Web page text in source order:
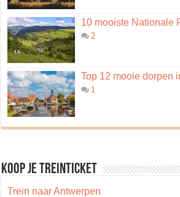
10 mooiste Nationale
2
Top 12 mooie dorpen
1
Koop je treinticket
Trein naar Antwerpen